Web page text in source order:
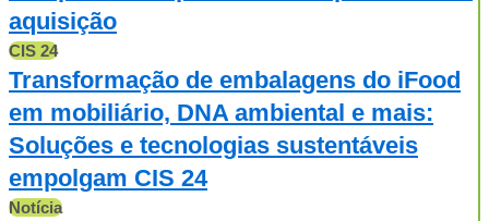
aquisição
CIS 24
Transformação de embalagens do iFood
em mobiliário, DNA ambiental e mais:
Soluções e tecnologias sustentáveis
empolgam CIS 24
Notícia